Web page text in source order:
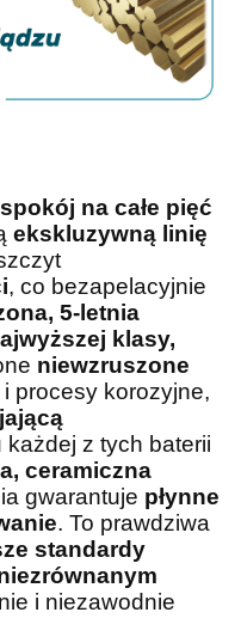
na całe pięć
ekskluzywną linię
, co bezapelacyjnie
5-letnia
klasy,
niewzruszone
i procesy korozyjne,
każdej z tych baterii
ceramiczna
gwarantuje płynne
. To prawdziwa
standardy
i niezawodnie